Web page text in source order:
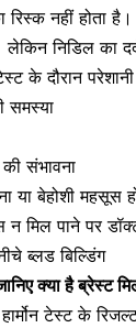
रिस्क नहीं होता
निडिल का
के दौरान
समस्या
संभावना
या बेहोशी महसूस
मिल पाने पर
ब्लड बिल्डिंग
क्या है ब्रेस्ट
टेस्ट के